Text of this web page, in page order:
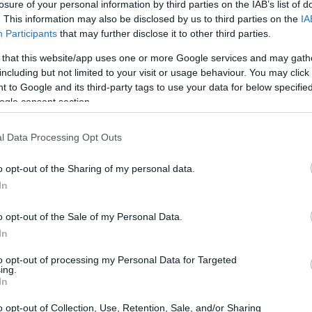
of your personal information by third parties on the IAB’s list of
This information may also be disclosed by us to third parties on the
Participants that may further disclose it to other third parties.
that this website/app uses one or more Google services and may
but not limited to your visit or usage behaviour. You may
to Google and its third-party tags to use your data for below
consent section.
Data Processing Opt Outs
opt-out of the Sharing of my personal data.
opt-out of the Sale of my Personal Data.
opt-out of processing my Personal Data for Targeted
opt-out of Collection, Use, Retention, Sale, and/or Sharing
sostituisce o trasferisce beni provenienti da reato o
l’identificazione della loro provenienza. La Corte di
tra lealtre utilitàpreviste dalla norma (Cass.
europeo, strumenti come la VI Direttiva
(UE) 2026/1620 che istituisce
imponendo agli
operatori che offrono servizi
e di identificazione dei beneficiari. Tuttavia,
una percezione per cui ogni transazione non
È fondamentale distinguere tra l’esistenza di un
penale, di